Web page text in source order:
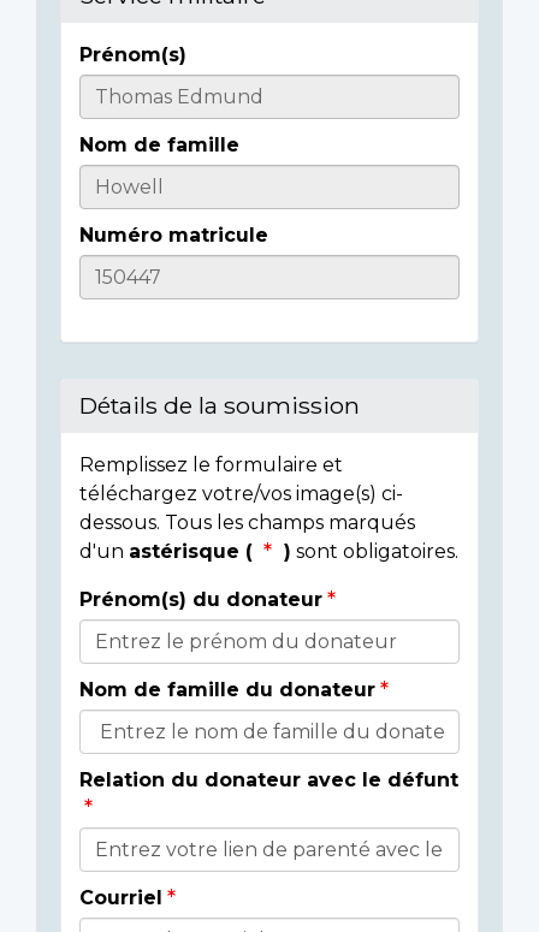
Informations
sur
l'individu
Prénom(s)
Nom de famille
Numéro matricule
Détails de la soumission
Remplissez le formulaire et
téléchargez votre/vos image(s) ci-
dessous. Tous les champs marqués
d'un astérisque ( ) sont obligatoires.
Détails
du
donateur
Prénom(s) du donateur
Nom de famille du donateur
Relation du donateur avec le défunt
Courriel